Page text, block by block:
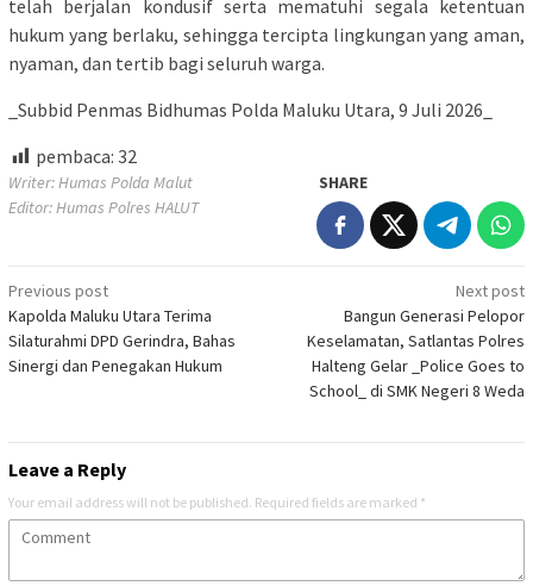
telah berjalan kondusif serta mematuhi segala ketentuan
hukum yang berlaku, sehingga tercipta lingkungan yang aman,
nyaman, dan tertib bagi seluruh warga.
_Subbid Penmas Bidhumas Polda Maluku Utara, 9 Juli 2026_
pembaca: 32
Writer: Humas Polda Malut
Editor: Humas Polres HALUT
SHARE
Post
navigation
Previous post
Kapolda Maluku Utara Terima
Silaturahmi DPD Gerindra, Bahas
Sinergi dan Penegakan Hukum
Next post
Bangun Generasi Pelopor
Keselamatan, Satlantas Polres
Halteng Gelar _Police Goes to
School_ di SMK Negeri 8 Weda
Leave a Reply
Your email address will not be published. Required fields are marked *